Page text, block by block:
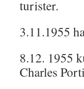
turister.
3.11.1955
8.12. 1955
Charles